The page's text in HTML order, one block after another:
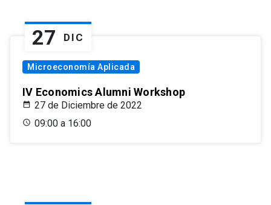
27 DIC
Microeconomía Aplicada
IV Economics Alumni Workshop
27 de Diciembre de 2022
09:00 a 16:00